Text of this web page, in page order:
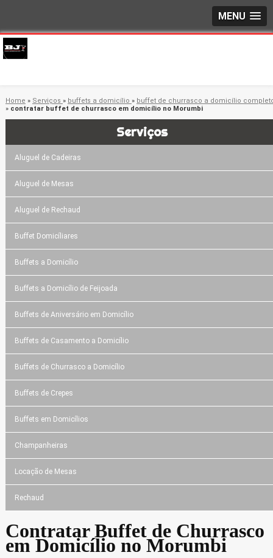
MENU
Home » Serviços » buffets a domicílio » buffet de churrasco a domicílio
» contratar buffet de churrasco em domicílio no Morumbi
Serviços
Aluguel de Cadeiras
Aluguel de Mesas
Aluguel de Rechaud
Buffet Domicíliares
Buffets a Domicílio
Buffets a Domicílio de Feijoada
Buffets de Aniversário em Domicílio
Buffets de Casamento a Domicílio
Buffets de Churrasco a Domicílio
Buffets de Crepes
Buffets em Domicílios
Champanheiras
Locação de Mesas
Rechaud
Contratar Buffet de Churrasco
em Domicílio no Morumbi